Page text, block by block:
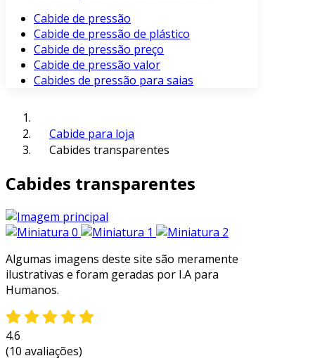
Cabide de pressão
Cabide de pressão de plástico
Cabide de pressão preço
Cabide de pressão valor
Cabides de pressão para saias
Cabide para loja
Cabides transparentes
Cabides transparentes
Algumas imagens deste site são meramente
ilustrativas e foram geradas por I.A para
Humanos.
4.6
(10 avaliações)